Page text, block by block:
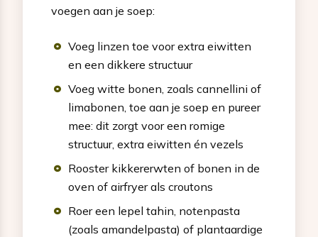
voegen aan je soep:
Voeg linzen toe voor extra eiwitten
en een dikkere structuur
Voeg witte bonen, zoals cannellini of
limabonen, toe aan je soep en pureer
mee: dit zorgt voor een romige
structuur, extra eiwitten én vezels
Rooster kikkererwten of bonen in de
oven of airfryer als croutons
Roer een lepel tahin, notenpasta
(zoals amandelpasta) of plantaardige